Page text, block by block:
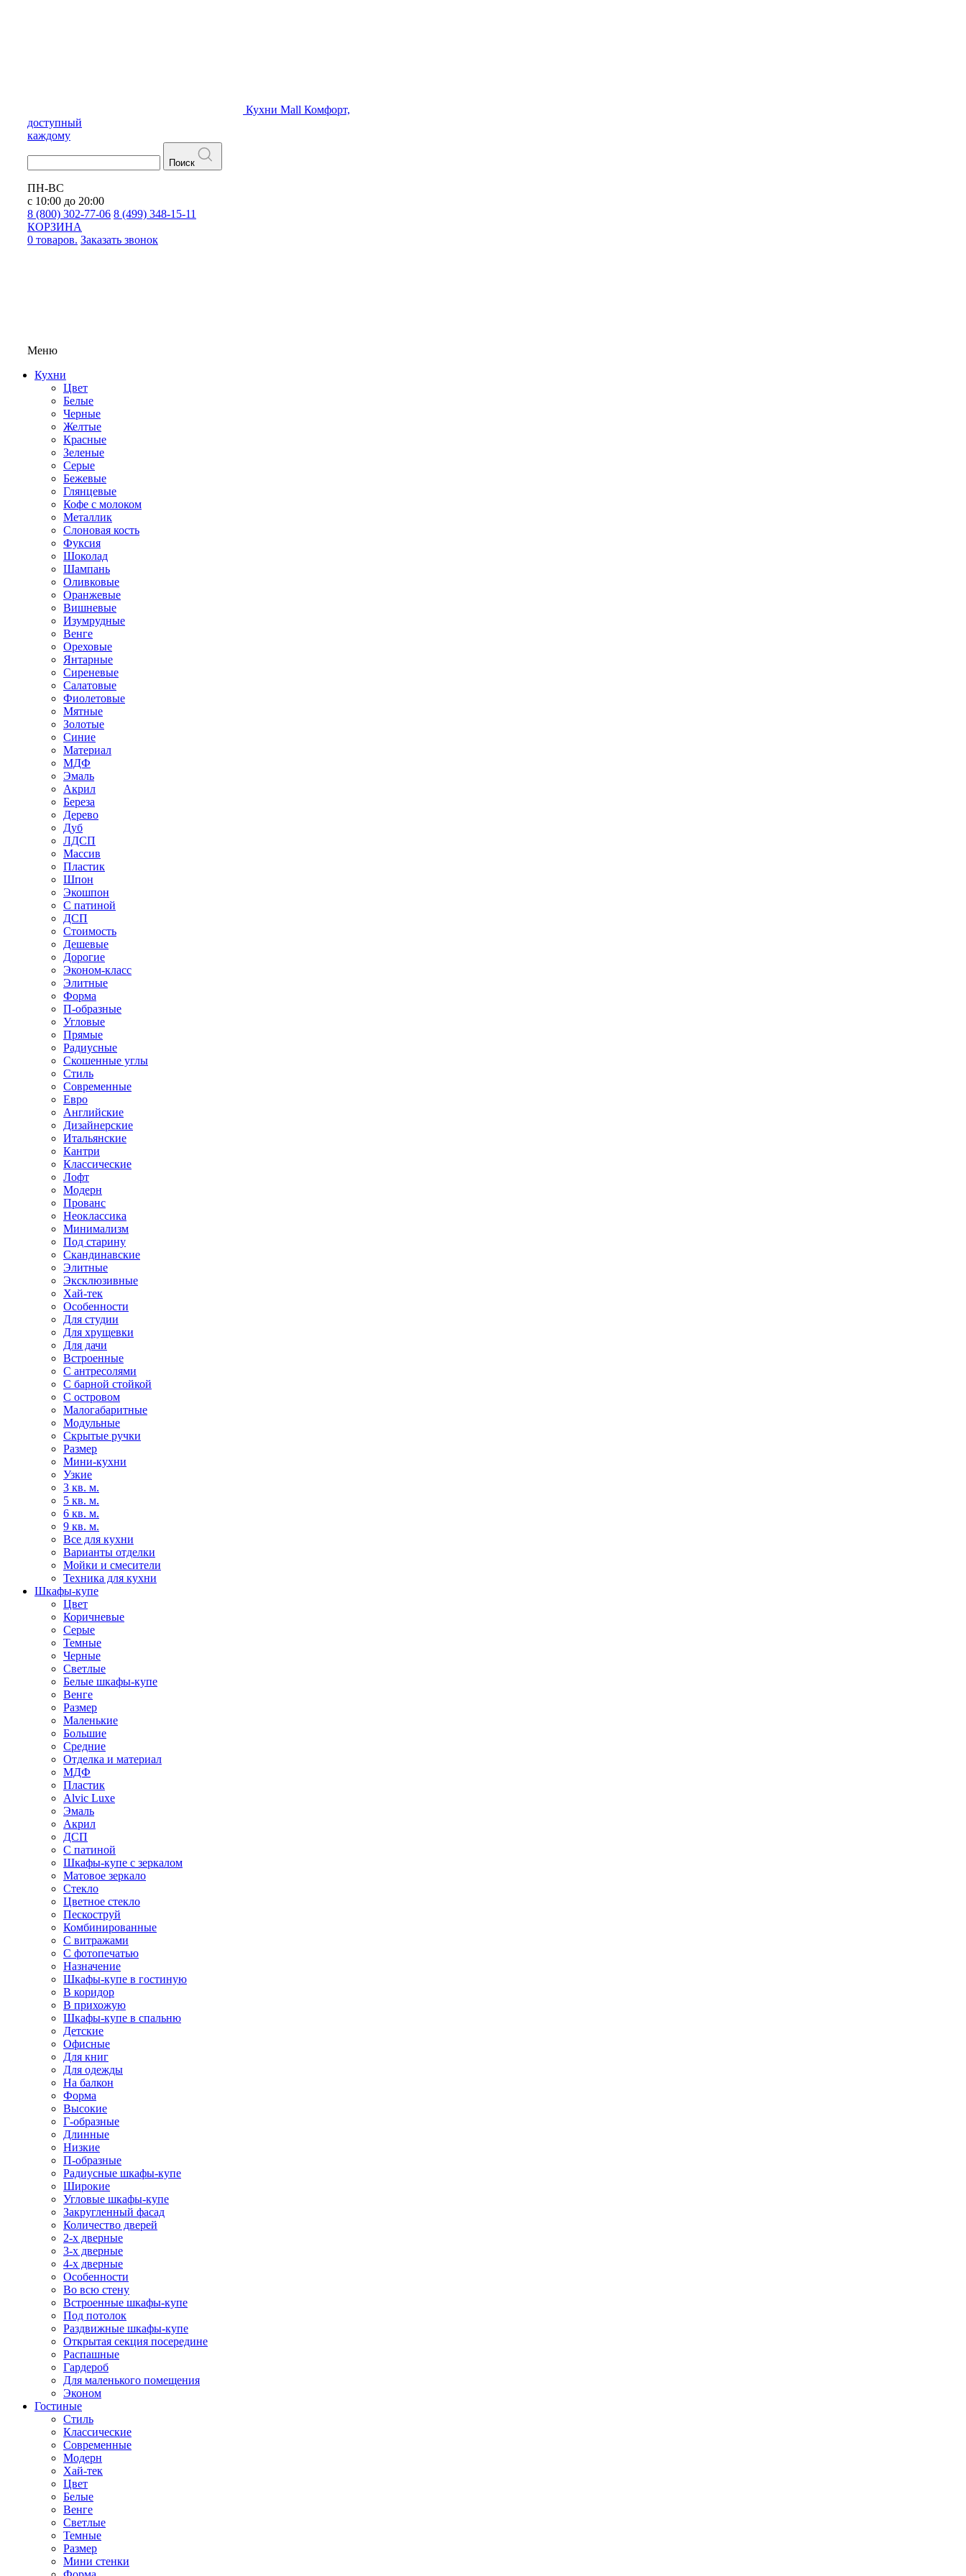
Кухни Mall Комфорт,
доступный
каждому
Поиск
ПН-ВС
с 10:00 до 20:00
8 (800) 302-77-06 8 (499) 348-15-11
КОРЗИНА
0 товаров. Заказать звонок
Меню
Кухни
Цвет
Белые
Черные
Желтые
Красные
Зеленые
Серые
Бежевые
Глянцевые
Кофе с молоком
Металлик
Слоновая кость
Фуксия
Шоколад
Шампань
Оливковые
Оранжевые
Вишневые
Изумрудные
Венге
Ореховые
Янтарные
Сиреневые
Салатовые
Фиолетовые
Мятные
Золотые
Синие
Материал
МДФ
Эмаль
Акрил
Береза
Дерево
Дуб
ЛДСП
Массив
Пластик
Шпон
Экошпон
С патиной
ДСП
Стоимость
Дешевые
Дорогие
Эконом-класс
Элитные
Форма
П-образные
Угловые
Прямые
Радиусные
Скошенные углы
Стиль
Современные
Евро
Английские
Дизайнерские
Итальянские
Кантри
Классические
Лофт
Модерн
Прованс
Неоклассика
Минимализм
Под старину
Скандинавские
Элитные
Эксклюзивные
Хай-тек
Особенности
Для студии
Для хрущевки
Для дачи
Встроенные
С антресолями
С барной стойкой
С островом
Малогабаритные
Модульные
Скрытые ручки
Размер
Мини-кухни
Узкие
3 кв. м.
5 кв. м.
6 кв. м.
9 кв. м.
Все для кухни
Варианты отделки
Мойки и смесители
Техника для кухни
Шкафы-купе
Цвет
Коричневые
Серые
Темные
Черные
Светлые
Белые шкафы-купе
Венге
Размер
Маленькие
Большие
Средние
Отделка и материал
МДФ
Пластик
Alvic Luxe
Эмаль
Акрил
ДСП
С патиной
Шкафы-купе с зеркалом
Матовое зеркало
Стекло
Цветное стекло
Пескоструй
Комбинированные
С витражами
С фотопечатью
Назначение
Шкафы-купе в гостиную
В коридор
В прихожую
Шкафы-купе в спальню
Детские
Офисные
Для книг
Для одежды
На балкон
Форма
Высокие
Г-образные
Длинные
Низкие
П-образные
Радиусные шкафы-купе
Широкие
Угловые шкафы-купе
Закругленный фасад
Количество дверей
2-х дверные
3-х дверные
4-х дверные
Особенности
Во всю стену
Встроенные шкафы-купе
Под потолок
Раздвижные шкафы-купе
Открытая секция посередине
Распашные
Гардероб
Для маленького помещения
Эконом
Гостиные
Стиль
Классические
Современные
Модерн
Хай-тек
Цвет
Белые
Венге
Светлые
Темные
Размер
Мини стенки